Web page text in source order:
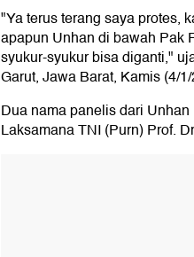
"Ya terus terang saya protes,
apapun Unhan di bawah Pak
syukur-syukur bisa diganti,"
Garut, Jawa Barat, Kamis (4/
Dua nama panelis dari
Laksamana TNI (Purn) Prof.